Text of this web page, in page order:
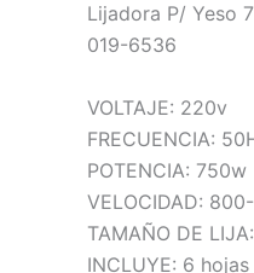
Lijadora P/ Yeso
019-6536
VOLTAJE: 220v
FRECUENCIA:
POTENCIA: 750w
VELOCIDAD:
TAMAÑO DE
INCLUYE: 6